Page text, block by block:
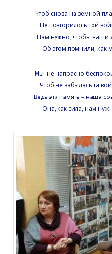
Чтоб снова на земной
Не повторилось той
Нам нужно, чтобы наши
Об этом помнили, как
Мы не напрасно
Чтоб не забылась та
Ведь эта память – наша
Она, как сила, нам